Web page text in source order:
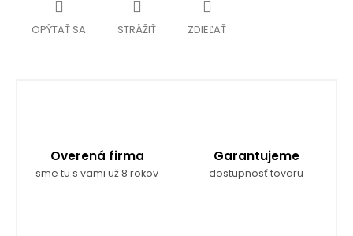
OPÝTAŤ SA STRÁŽIŤ ZDIEĽAŤ
Overená firma
sme tu s vami už 8 rokov
Garantujeme
dostupnosť tovaru